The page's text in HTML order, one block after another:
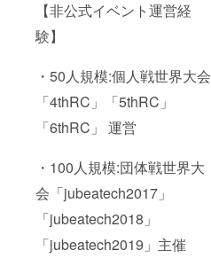
【非公式イベント運営経
験】
・50人規模:個人戦世界大会
「4thRC」「5thRC」
「6thRC」 運営
・100人規模:団体戦世界大
会「jubeatech2017」
「jubeatech2018」
「jubeatech2019」主催